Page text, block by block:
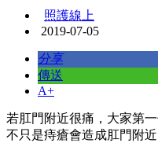
照護線上
2019-07-05
分享
傳送
A+
若肛門附近很痛，大家第
不只是痔瘡會造成肛門附